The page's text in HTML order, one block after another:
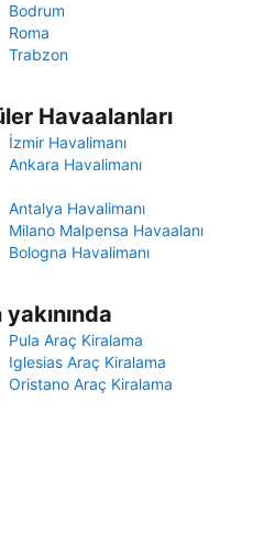
Bodrum
Roma
Trabzon
Havaalanları
İzmir Havalimanı
Ankara Havalimanı
Antalya Havalimanı
Milano Malpensa Havaalanı
Bologna Havalimanı
Pula Araç Kiralama
Iglesias Araç Kiralama
Oristano Araç Kiralama